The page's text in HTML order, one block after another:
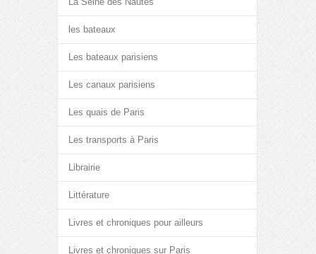
les bateaux
Les bateaux parisiens
Les canaux parisiens
Les quais de Paris
Les transports à Paris
Librairie
Littérature
Livres et chroniques pour ailleurs
Livres et chroniques sur Paris